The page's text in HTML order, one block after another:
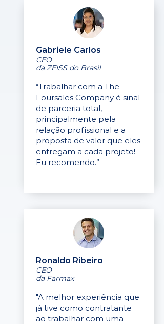
Gabriele Carlos
CEO
da ZEISS do Brasil
“Trabalhar com a The
Foursales Company é sinal
de parceria total,
principalmente pela
relação profissional e a
proposta de valor que eles
entregam a cada projeto!
Eu recomendo.”
Ronaldo Ribeiro
CEO
da Farmax
"A melhor experiência que
já tive como contratante
ao trabalhar com uma